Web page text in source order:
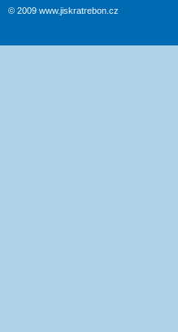
© 2009 www.jiskratrebon.cz